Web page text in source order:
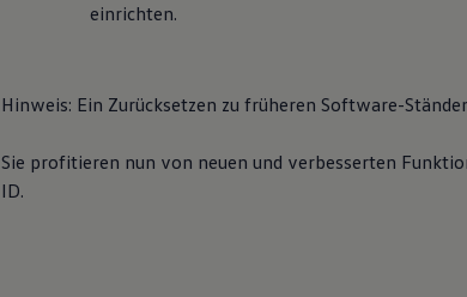
einrichten.
Hinweis: Ein Zurücksetzen zu früheren Software-
Sie profitieren nun von neuen und verbesserten
ID.